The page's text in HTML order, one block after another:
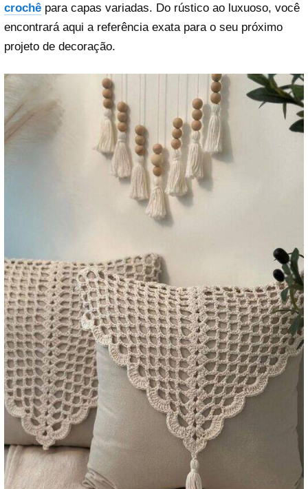
crochê para capas variadas. Do rústico ao luxuoso, você
encontrará aqui a referência exata para o seu próximo
projeto de decoração.